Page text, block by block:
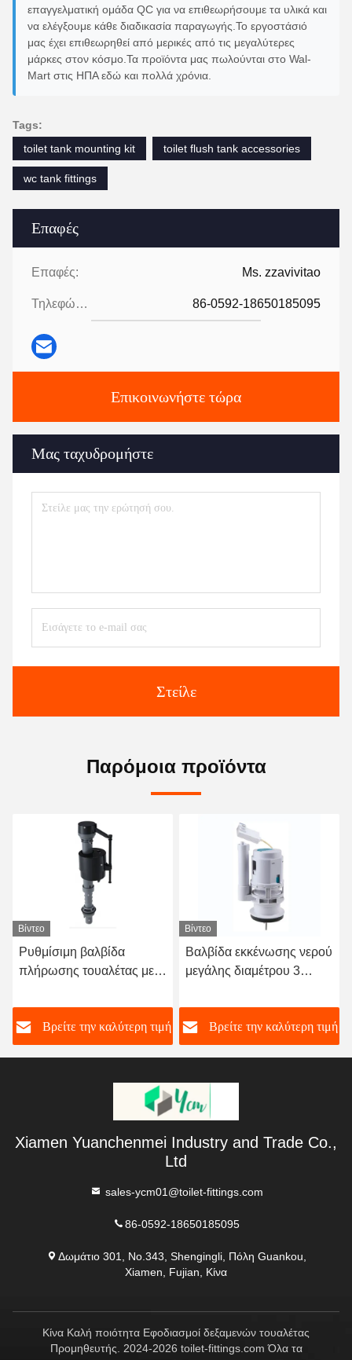
Επαφές
Επαφές: Ms. zzavivitao
Τηλεφώνημα: 86-0592-18650185095
Επικοινωνήστε τώρα
Μας ταχυδρομήστε
Στείλε
επαγγελματική ομάδα QC για να επιθεωρήσουμε τα υλικά και
να ελέγξουμε κάθε διαδικασία παραγωγής.Το εργοστάσιό
μας έχει επιθεωρηθεί από μερικές από τις μεγαλύτερες
μάρκες στον κόσμο.Τα προϊόντα μας πωλούνται στο Wal-
Mart στις ΗΠΑ εδώ και πολλά χρόνια.
Tags:
toilet tank mounting kit
toilet flush tank accessories
wc tank fittings
Παρόμοια προϊόντα
Βίντεο
Ρυθμίσιμη βαλβίδα
πλήρωσης τουαλέτας με
για τουαλέτες
αμερικανικού τύπου
Βρείτε την καλύτερη τιμή
Βίντεο
Βαλβίδα εκκένωσης νερού
μεγάλης διαμέτρου 3
έλεγχο ABS+POM
Εξαρτήματα δεξαμενής
τουαλέτας
Βρείτε την καλύτερη τιμή
Xiamen Yuanchenmei Industry and Trade Co.,
Ltd
sales-ycm01@toilet-fittings.com
86-0592-18650185095
Δωμάτιο 301, No.343, Shengingli, Πόλη Guankou,
Xiamen, Fujian, Κίνα
Κίνα Καλή ποιότητα Εφοδιασμοί δεξαμενών τουαλέτας
Προμηθευτής. 2024-2026 toilet-fittings.com Όλα τα